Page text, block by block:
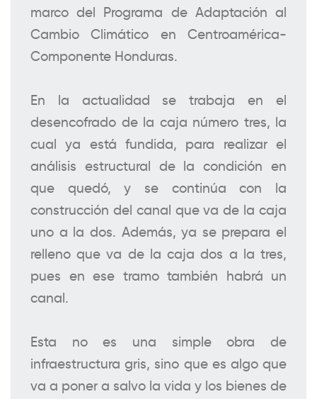
marco del Programa de Adaptación al
Cambio Climático en Centroamérica-
Componente Honduras.
En la actualidad se trabaja en el
desencofrado de la caja número tres, la
cual ya está fundida, para realizar el
análisis estructural de la condición en
que quedó, y se continúa con la
construcción del canal que va de la caja
uno a la dos. Además, ya se prepara el
relleno que va de la caja dos a la tres,
pues en ese tramo también habrá un
canal.
Esta no es una simple obra de
infraestructura gris, sino que es algo que
va a poner a salvo la vida y los bienes de